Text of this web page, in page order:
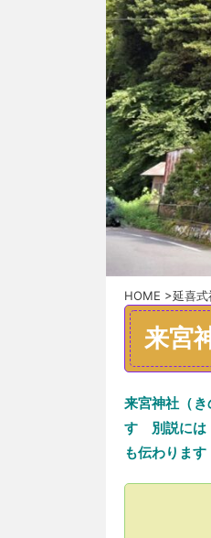
HOME >延喜
来宮
来宮神社（き
す 別説に
も伝わります